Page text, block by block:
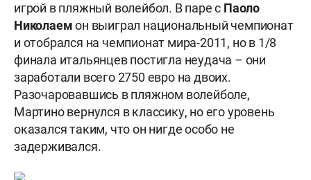
игрой в пляжный волейбол. В паре с Паоло
Николаемон выиграл национальный чемпионат
и отобрался на чемпионат мира-2011, но в 1/8
финала итальянцев постигла неудача – они
заработали всего 2750 евро на двоих.
Разочаровавшись в пляжном волейболе,
Мартино вернулся в классику, но его уровень
оказался таким, что он нигде особо не
задерживался.